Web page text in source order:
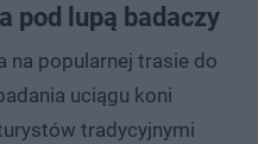
pod lupą badaczy
na popularnej trasie do
uciągu koni
tradycyjnymi